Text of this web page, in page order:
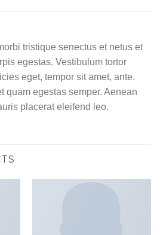
tristique senectus et netus et
egestas. Vestibulum tortor
eget, tempor sit amet, ante.
quam egestas semper. Aenean
placerat eleifend leo.